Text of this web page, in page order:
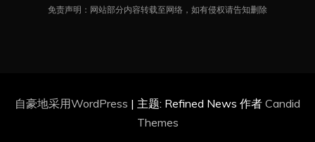
免责声明：网站部分内容转载至网络，如有侵权请告知删除
自豪地采用WordPress | 主题: Refined News 作者 Candid
Themes